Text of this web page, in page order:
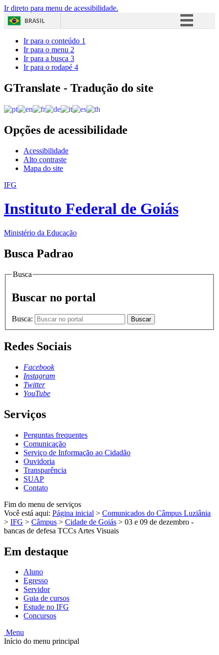
Ir direto para menu de acessibilidade.
BRASIL
Acesso à informação
Ir para o conteúdo 1
Ir para o menu 2
Ir para a busca 3
Ir para o rodapé 4
GTranslate - Tradução do site
Opções de acessibilidade
Acessibilidade
Alto contraste
Mapa do site
IFG
Instituto Federal de Goiás
Ministério da Educação
Busca Padrao
Busca
Buscar no portal
Busca: Buscar
Redes Sociais
Facebook
Instagram
Twitter
YouTube
Serviços
Perguntas frequentes
Comunicação
Serviço de Informação ao Cidadão
Ouvidoria
Transparência
SUAP
Contato
Fim do menu de serviços
Você está aqui: Página inicial > Comunicados do Câmpus Luziânia
> IFG > Câmpus > Cidade de Goiás > 03 e 09 de dezembro -
bancas de defesa TCCs Artes Visuais
Em destaque
Aluno
Egresso
Servidor
Guia de cursos
Estude no IFG
Concursos
Menu
Início do menu principal